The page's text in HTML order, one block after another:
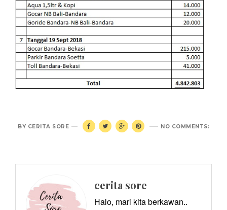
NO COMMENTS:
BY CERITA SORE
cerita sore
Halo, mari kita berkawan..